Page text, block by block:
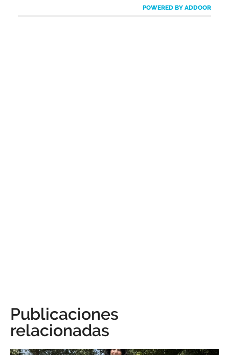
POWERED BY ADDOOR
Publicaciones
relacionadas